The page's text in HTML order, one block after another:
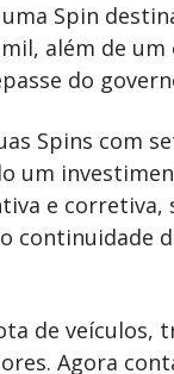
Spin
mil, além de
do
Spins com
um
e
de veículos,
Agora